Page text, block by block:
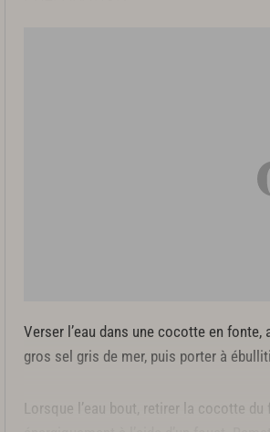
Verser l’eau dans une cocotte en fonte,
gros sel gris de mer, puis porter à
Lorsque l’eau bout, retirer la cocotte